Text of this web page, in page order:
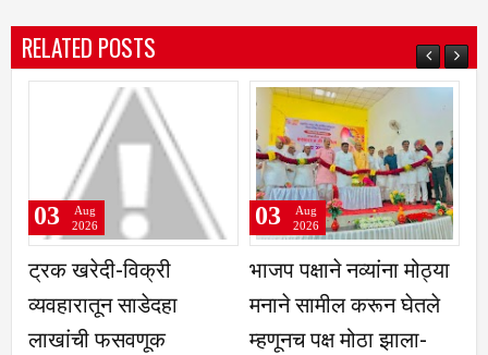
RELATED POSTS
ट्रक खरेदी-विक्री
व्यवहारातून साडेदहा
लाखांची फसवणूक
03
Aug
2026
भाजप पक्षाने नव्यांना मोठ्या
मनाने सामील करून घेतले
म्हणूनच पक्ष मोठा झाला-
03
Aug
2026